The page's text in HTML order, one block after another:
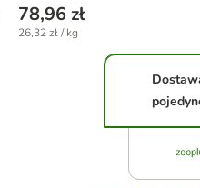
78,96 zł
26,32 zł / kg